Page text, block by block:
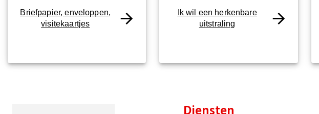
Briefpapier, enveloppen,
visitekaartjes
Ik wil een herkenbare
uitstraling
Diensten